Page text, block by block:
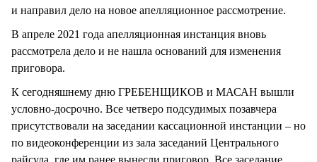
и направил дело на новое апелляционное рассмотрение.
В апреле 2021 года апелляционная инстанция вновь
рассмотрела дело и не нашла оснований для изменения
приговора.
К сегодняшнему дню ГРЕБЕНЩИКОВ и МАСАН вышли
условно-досрочно. Все четверо подсудимых позавчера
присутствовали на заседании кассационной инстанции – но
по видеоконференции из зала заседаний Центрального
райсуда, где им ранее вынесли приговор. Все заседание